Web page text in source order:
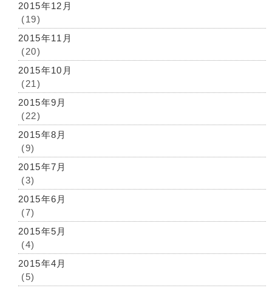
2015年12月
(19)
2015年11月
(20)
2015年10月
(21)
2015年9月
(22)
2015年8月
(9)
2015年7月
(3)
2015年6月
(7)
2015年5月
(4)
2015年4月
(5)